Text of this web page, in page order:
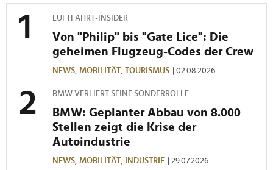
LUFTFAHRT-INSIDER
Von "Philip" bis "Gate Lice": Die
geheimen Flugzeug-Codes der Crew
NEWS, MOBILITÄT, TOURISMUS | 02.08.2026
BMW VERLIERT SEINE SONDERROLLE
BMW: Geplanter Abbau von 8.000
Stellen zeigt die Krise der
Autoindustrie
NEWS, MOBILITÄT, INDUSTRIE | 29.07.2026